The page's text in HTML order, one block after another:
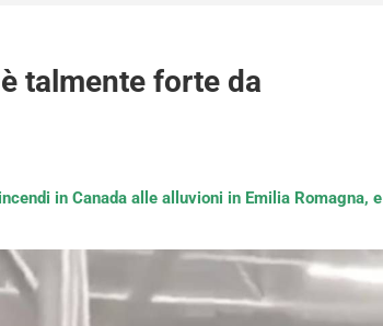
talmente forte da
in Canada alle alluvioni in Emilia Romagna, e